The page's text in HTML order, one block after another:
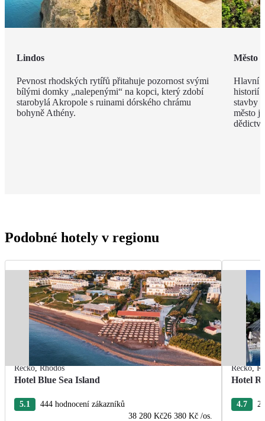
Lindos
Pevnost rhodských rytířů přitahuje pozornost svými
bílými domky „nalepenými“ na kopci, který zdobí
starobylá Akropole s ruinami dórského chrámu
bohyně Athény.
Město
Hlavní
historií
stavby
město
Podobné hotely v regionu
Řecko,Rhodos
Hotel Blue Sea Island
5.1
444 hodnocení zákazníků
38 280 Kč26 380 Kč /os.
Řecko,
Hotel
4.7